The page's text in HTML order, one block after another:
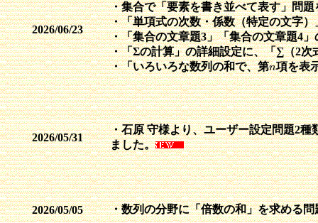
2026/06/23
・集合で「要素を書き並べて表す」問
・「単項式の次数・係数（特定の文字
・「集合の文章題3」「集合の文章題4
・「Σの計算」の詳細設定に、「∑（2次
・「いろいろな数列の和で、第n
n項を表
2026/05/31
・石原 守様より、ユーザー設定問題2種
ました。
2026/05/05 ・数列の分野に「倍数の和」を求める